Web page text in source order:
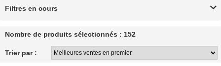
Filtres en cours 
Nombre de produits sélectionnés : 152
Trier par :